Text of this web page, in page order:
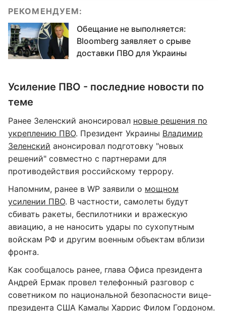
РЕКОМЕНДУЕМ:
Обещание не выполняется:
Bloomberg заявляет о срыве
доставки ПВО для Украины
Усиление ПВО - последние новости по
теме
Ранее Зеленский анонсировал новые решения по
укреплению ПВО. Президент Украины Владимир
Зеленский анонсировал подготовку "новых
решений" совместно с партнерами для
противодействия российскому террору.
Напомним, ранее в WP заявили о мощном
усилении ПВО. В частности, самолеты будут
сбивать ракеты, беспилотники и вражескую
авиацию, а не наносить удары по сухопутным
войскам РФ и другим военным объектам вблизи
фронта.
Как сообщалось ранее, глава Офиса президента
Андрей Ермак провел телефонный разговор с
советником по национальной безопасности вице-
президента США Камалы Харрис Филом Гордоном.